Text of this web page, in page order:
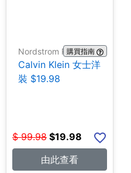
Nordstrom Rack購買指南
Calvin Klein 女士洋
裝 $19.98
$ 99.98 $19.98
由此查看